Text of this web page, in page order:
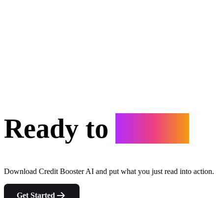
Ready to
Download Credit Booster AI and put what you just read into action.
Get Started